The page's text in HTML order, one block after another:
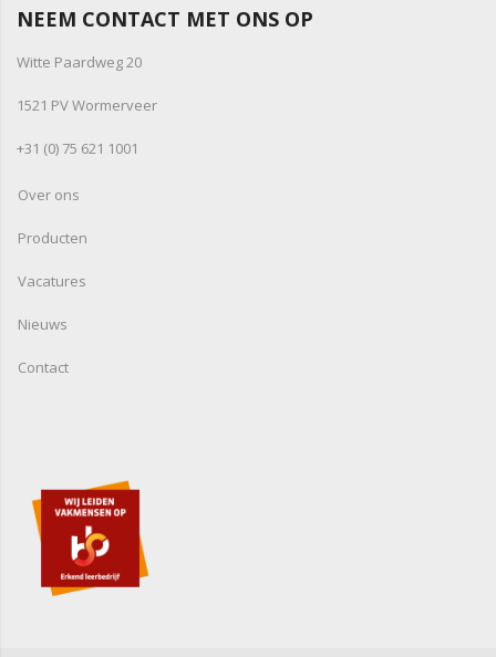
NEEM CONTACT MET ONS OP
Witte Paardweg 20
1521 PV Wormerveer
+31 (0) 75 621 1001
Over ons
Producten
Vacatures
Nieuws
Contact